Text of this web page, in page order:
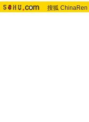
搜狐 ChinaRen